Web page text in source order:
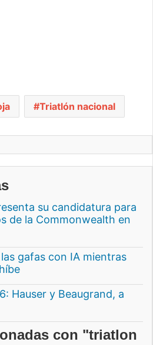
Triatlón nacional
su candidatura para
de la Commonwealth en
gafas con IA mientras
Hauser y Beaugrand, a
con "triatlon